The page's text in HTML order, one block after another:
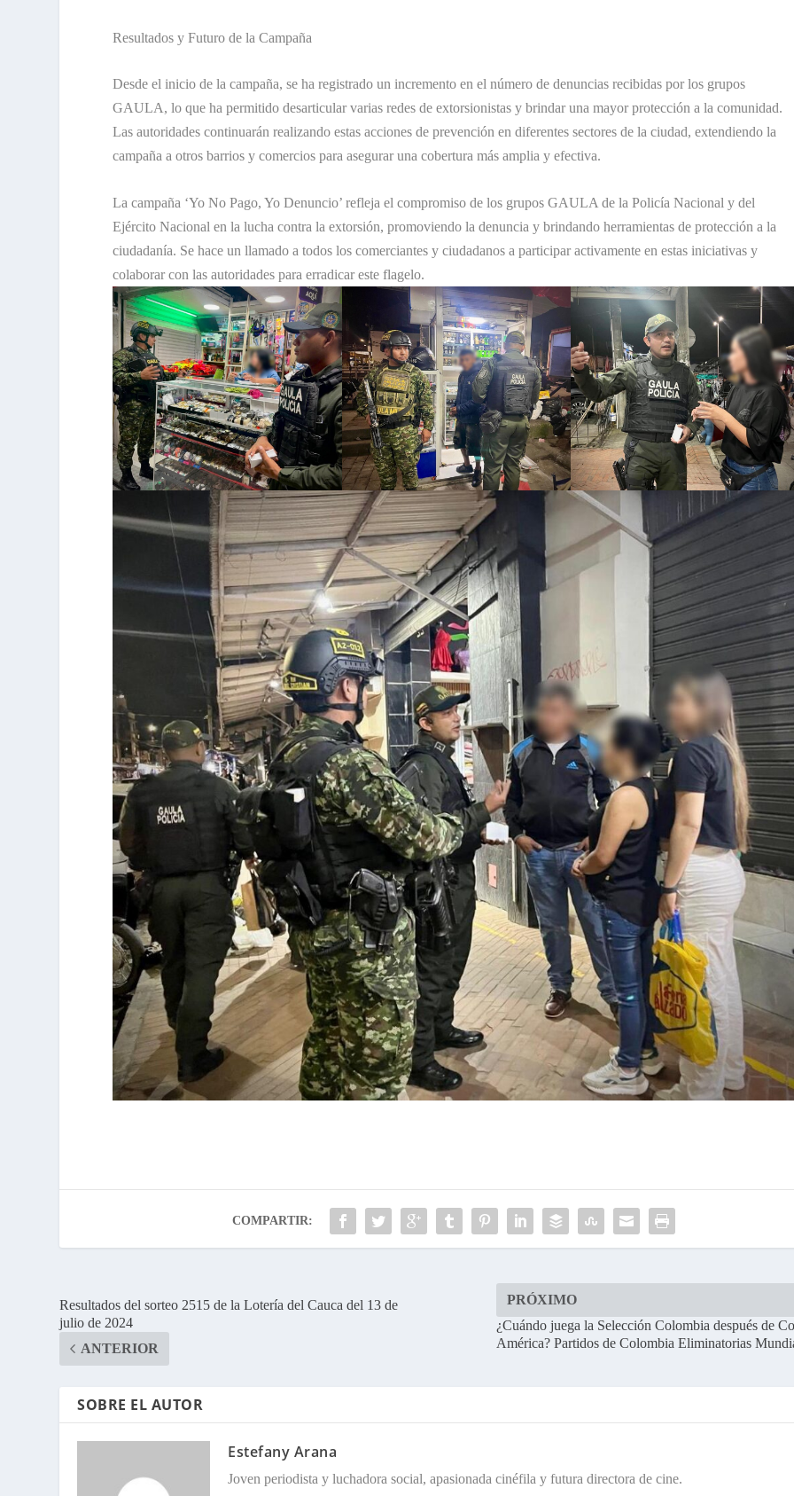
Resultados y Futuro de la Campaña
Desde el inicio de la campaña, se ha registrado un incremento en el número de denuncias recibidas por los grupos
GAULA, lo que ha permitido desarticular varias redes de extorsionistas y brindar una mayor protección a la comunidad.
Las autoridades continuarán realizando estas acciones de prevención en diferentes sectores de la ciudad, extendiendo la
campaña a otros barrios y comercios para asegurar una cobertura más amplia y efectiva.
La campaña ‘Yo No Pago, Yo Denuncio’ refleja el compromiso de los grupos GAULA de la Policía Nacional y del
Ejército Nacional en la lucha contra la extorsión, promoviendo la denuncia y brindando herramientas de protección a la
ciudadanía. Se hace un llamado a todos los comerciantes y ciudadanos a participar activamente en estas iniciativas y
colaborar con las autoridades para erradicar este flagelo.
COMPARTIR:
Resultados del sorteo 2515 de la Lotería del Cauca del 13 de
julio de 2024
ANTERIOR
PRÓXIMO
¿Cuándo juega la Selección Colombia después de
América? Partidos de Colombia Eliminatorias
SOBRE EL AUTOR
Estefany Arana
Joven periodista y luchadora social, apasionada cinéfila y futura directora de cine.